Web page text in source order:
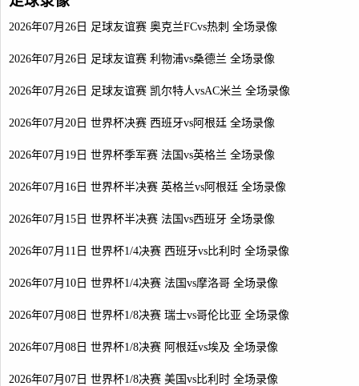
2026年07月26日 足球友谊赛 奥克兰FCvs热刺 全场录像
2026年07月26日 足球友谊赛 利物浦vs桑德兰 全场录像
2026年07月26日 足球友谊赛 凯尔特人vsAC米兰 全场录像
2026年07月20日 世界杯决赛 西班牙vs阿根廷 全场录像
2026年07月19日 世界杯季军赛 法国vs英格兰 全场录像
2026年07月16日 世界杯半决赛 英格兰vs阿根廷 全场录像
2026年07月15日 世界杯半决赛 法国vs西班牙 全场录像
2026年07月11日 世界杯1/4决赛 西班牙vs比利时 全场录像
2026年07月10日 世界杯1/4决赛 法国vs摩洛哥 全场录像
2026年07月08日 世界杯1/8决赛 瑞士vs哥伦比亚 全场录像
2026年07月08日 世界杯1/8决赛 阿根廷vs埃及 全场录像
2026年07月07日 世界杯1/8决赛 美国vs比利时 全场录像